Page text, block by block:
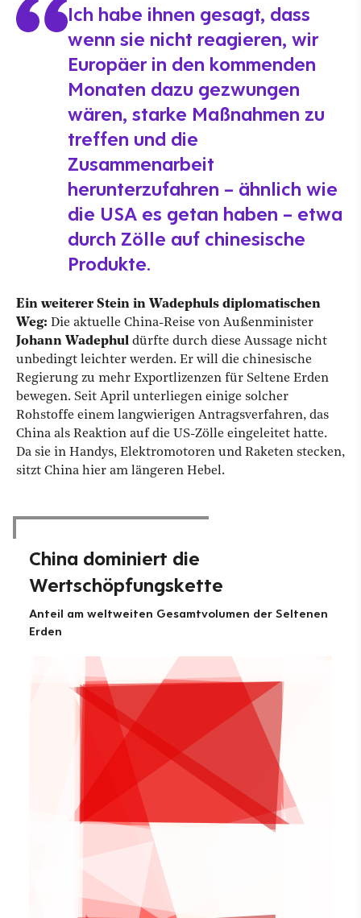
Ich habe ihnen gesagt, dass
wenn sie nicht reagieren, wir
Europäer in den kommenden
Monaten dazu gezwungen
wären, starke Maßnahmen zu
treffen und die
Zusammenarbeit
herunterzufahren – ähnlich wie
die USA es getan haben – etwa
durch Zölle auf chinesische
Produkte.
Ein weiterer Stein in Wadephuls diplomatischen
Weg: Die aktuelle China-Reise von Außenminister
Johann Wadephul dürfte durch diese Aussage nicht
unbedingt leichter werden. Er will die chinesische
Regierung zu mehr Exportlizenzen für Seltene Erden
bewegen. Seit April unterliegen einige solcher
Rohstoffe einem langwierigen Antragsverfahren, das
China als Reaktion auf die US-Zölle eingeleitet hatte.
Da sie in Handys, Elektromotoren und Raketen stecken,
sitzt China hier am längeren Hebel.
China dominiert die
Wertschöpfungskette
Anteil am weltweiten Gesamtvolumen der Seltenen
Erden